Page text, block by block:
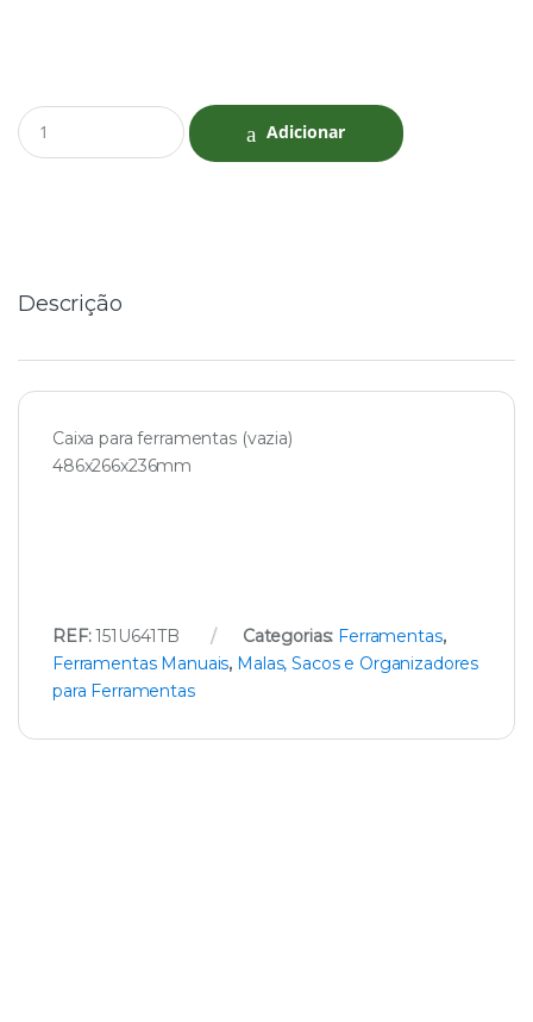
Q
u
Adicionar
Descrição
Caixa para ferramentas (vazia)
486x266x236mm
REF:151U641TB Categorias: Ferramentas,
Ferramentas Manuais, Malas, Sacos e Organizadores
para Ferramentas